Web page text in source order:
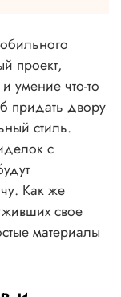
проект,
умение что-то
придать двору
стиль.
с
Как же
свое
материалы